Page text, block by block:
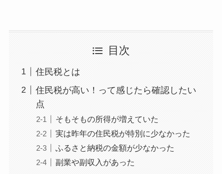
目次
住民税とは
住民税が高い！って感じたら確認したい
点
そもそもの所得が増えていた
実は昨年の住民税が特別に少なかった
ふるさと納税の金額が少なかった
副業や副収入があった